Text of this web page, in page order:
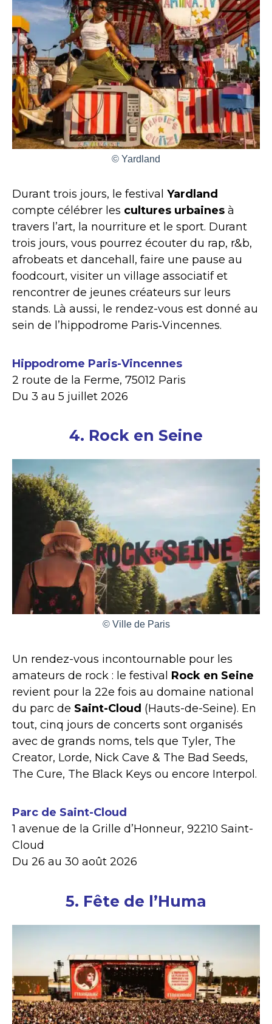
© Yardland
Durant trois jours, le festival Yardland
compte célébrer les cultures urbaines à
travers l’art, la nourriture et le sport. Durant
trois jours, vous pourrez écouter du rap, r&b,
afrobeats et dancehall, faire une pause au
foodcourt, visiter un village associatif et
rencontrer de jeunes créateurs sur leurs
stands. Là aussi, le rendez-vous est donné au
sein de l’hippodrome Paris‑Vincennes.
Hippodrome Paris-Vincennes
2 route de la Ferme, 75012 Paris
Du 3 au 5 juillet 2026
4. Rock en Seine
© Ville de Paris
Un rendez-vous incontournable pour les
amateurs de rock : le festival Rock en Seine
revient pour la 22e fois au domaine national
du parc de Saint-Cloud (Hauts-de-Seine). En
tout, cinq jours de concerts sont organisés
avec de grands noms, tels que Tyler, The
Creator, Lorde, Nick Cave & The Bad Seeds,
The Cure, The Black Keys ou encore Interpol.
Parc de Saint-Cloud
1 avenue de la Grille d’Honneur, 92210 Saint-
Cloud
Du 26 au 30 août 2026
5. Fête de l’Huma